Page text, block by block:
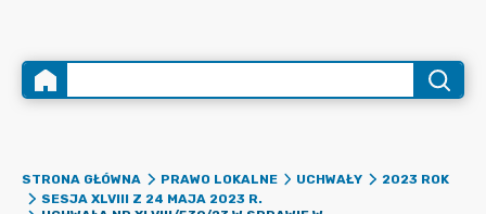
STRONA GŁÓWNA PRAWO LOKALNE UCHWAŁY
2023 ROK
SESJA XLVIII Z 24 MAJA 2023 R.